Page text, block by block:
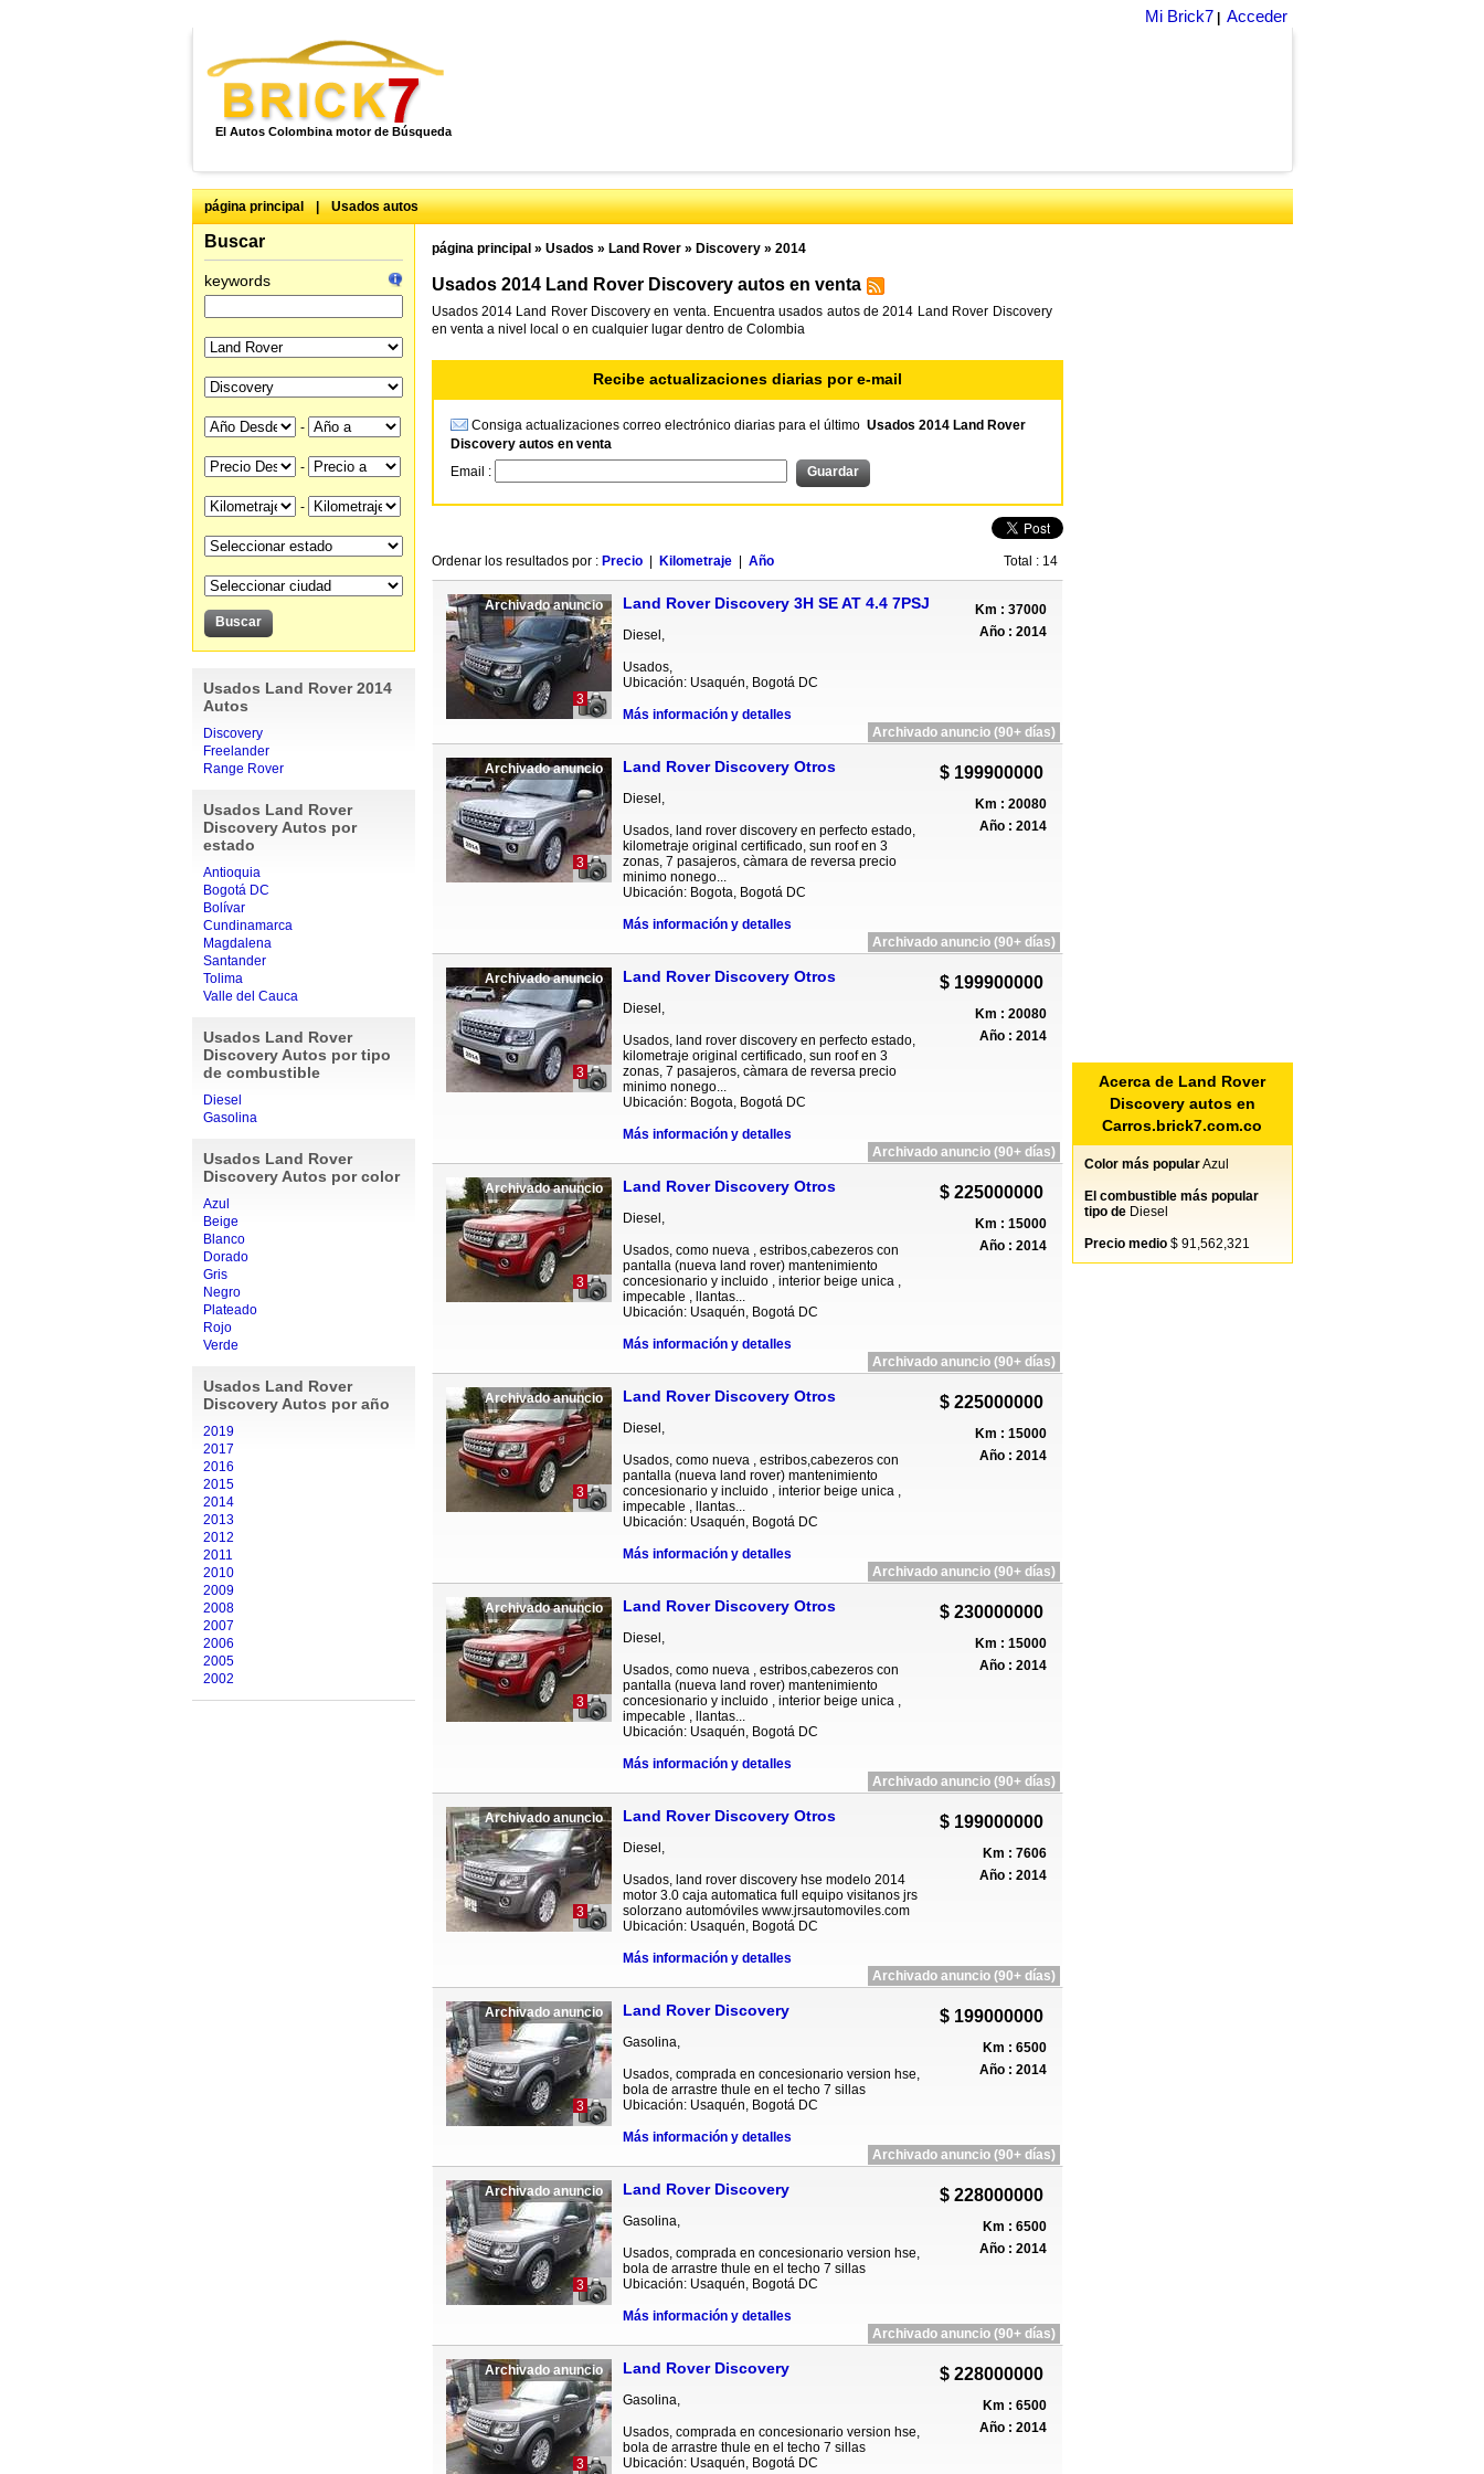
Mi Brick7 Acceder
El Autos Colombina motor de Búsqueda
página principal | Usados autos
Buscar
keywords
-
-
-
Usados Land Rover 2014
Autos
Discovery
Freelander
Range Rover
Usados Land Rover
Discovery Autos por
estado
Antioquia
Bogotá DC
Bolívar
Cundinamarca
Magdalena
Santander
Tolima
Valle del Cauca
Usados Land Rover
Discovery Autos por tipo
de combustible
Diesel
Gasolina
Usados Land Rover
Discovery Autos por color
Azul
Beige
Blanco
Dorado
Gris
Negro
Plateado
Rojo
Verde
Usados Land Rover
Discovery Autos por año
2019
2017
2016
2015
2014
2013
2012
2011
2010
2009
2008
2007
2006
2005
2002
página principal » Usados » Land Rover» Discovery» 2014
Usados 2014 Land Rover Discovery autos en venta
Usados 2014 Land Rover Discovery en venta. Encuentra usados autos de 2014 Land Rover Discovery
en venta a nivel local o en cualquier lugar dentro de Colombia
Recibe actualizaciones diarias por e-mail
Consiga actualizaciones correo electrónico diarias para el último Usados 2014 Land Rover
Discovery autos en venta
Email :
Ordenar los resultados por : Precio| Kilometraje| Año Total : 14
Archivado anuncio
3
Land Rover Discovery 3H SE AT 4.4 7PSJ
Diesel,
Usados,
Ubicación: Usaquén, Bogotá DC
Más información y detalles
Km : 37000
Año : 2014
Archivado anuncio (90+ días)
Archivado anuncio
3
Land Rover Discovery Otros
Diesel,
Usados, land rover discovery en perfecto estado,
kilometraje original certificado, sun roof en 3
zonas, 7 pasajeros, càmara de reversa precio
minimo nonego...
Ubicación: Bogota, Bogotá DC
Más información y detalles
$ 199900000
Km : 20080
Año : 2014
Archivado anuncio (90+ días)
Archivado anuncio
3
Land Rover Discovery Otros
Diesel,
Usados, land rover discovery en perfecto estado,
kilometraje original certificado, sun roof en 3
zonas, 7 pasajeros, càmara de reversa precio
minimo nonego...
Ubicación: Bogota, Bogotá DC
Más información y detalles
$ 199900000
Km : 20080
Año : 2014
Archivado anuncio (90+ días)
Archivado anuncio
3
Land Rover Discovery Otros
Diesel,
Usados, como nueva , estribos,cabezeros con
pantalla (nueva land rover) mantenimiento
concesionario y incluido , interior beige unica ,
impecable , llantas...
Ubicación: Usaquén, Bogotá DC
Más información y detalles
$ 225000000
Km : 15000
Año : 2014
Archivado anuncio (90+ días)
Archivado anuncio
3
Land Rover Discovery Otros
Diesel,
Usados, como nueva , estribos,cabezeros con
pantalla (nueva land rover) mantenimiento
concesionario y incluido , interior beige unica ,
impecable , llantas...
Ubicación: Usaquén, Bogotá DC
Más información y detalles
$ 225000000
Km : 15000
Año : 2014
Archivado anuncio (90+ días)
Archivado anuncio
3
Land Rover Discovery Otros
Diesel,
Usados, como nueva , estribos,cabezeros con
pantalla (nueva land rover) mantenimiento
concesionario y incluido , interior beige unica ,
impecable , llantas...
Ubicación: Usaquén, Bogotá DC
Más información y detalles
$ 230000000
Km : 15000
Año : 2014
Archivado anuncio (90+ días)
Archivado anuncio
3
Land Rover Discovery Otros
Diesel,
Usados, land rover discovery hse modelo 2014
motor 3.0 caja automatica full equipo visitanos jrs
solorzano automóviles www.jrsautomoviles.com
Ubicación: Usaquén, Bogotá DC
Más información y detalles
$ 199000000
Km : 7606
Año : 2014
Archivado anuncio (90+ días)
Archivado anuncio
3
Land Rover Discovery
Gasolina,
Usados, comprada en concesionario version hse,
bola de arrastre thule en el techo 7 sillas
Ubicación: Usaquén, Bogotá DC
Más información y detalles
$ 199000000
Km : 6500
Año : 2014
Archivado anuncio (90+ días)
Archivado anuncio
3
Land Rover Discovery
Gasolina,
Usados, comprada en concesionario version hse,
bola de arrastre thule en el techo 7 sillas
Ubicación: Usaquén, Bogotá DC
Más información y detalles
$ 228000000
Km : 6500
Año : 2014
Archivado anuncio (90+ días)
Archivado anuncio
3
Land Rover Discovery
Gasolina,
Usados, comprada en concesionario version hse,
bola de arrastre thule en el techo 7 sillas
Ubicación: Usaquén, Bogotá DC
$ 228000000
Km : 6500
Año : 2014
Acerca de Land Rover
Discovery autos en
Carros.brick7.com.co
Color más popularAzul
El combustible más popular
tipo deDiesel
Precio medio$ 91,562,321